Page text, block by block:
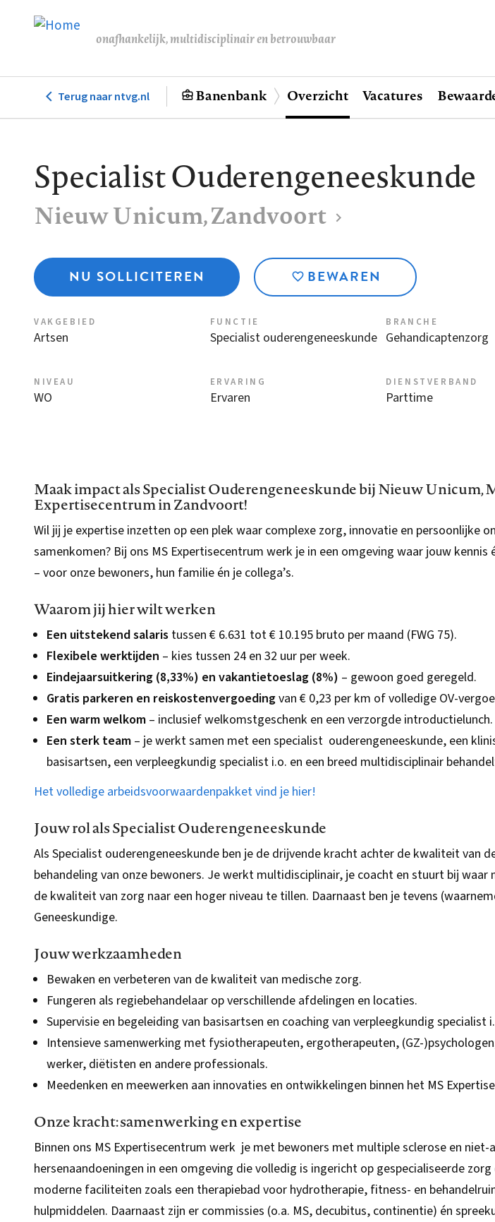
de
onafhankelijk, multidisciplinair en betrouwbaar
Hoofdnavigatie
Terug naar ntvg.nl Banenbank Overzicht Vacatures
Specialist Ouderengeneeskunde
Nieuw Unicum, Zandvoort
NU SOLLICITEREN BEWAREN
VAKGEBIED
Artsen
FUNCTIE
Specialist ouderengeneeskunde
BRANCHE
Gehandicaptenzorg
NIVEAU
WO
ERVARING
Ervaren
DIENSTVERBAND
Parttime
Maak impact als Specialist Ouderengeneeskunde bij Nieuw Unicum,
Expertisecentrum in Zandvoort!
Wil jij je expertise inzetten op een plek waar complexe zorg, innovatie en persoonlijke
samenkomen? Bij ons MS Expertisecentrum werk je in een omgeving waar jouw
– voor onze bewoners, hun familie én je collega’s.
Waarom jij hier wilt werken
Een uitstekend salaris tussen € 6.631 tot € 10.195 bruto per maand (FWG 75).
Flexibele werktijden – kies tussen 24 en 32 uur per week.
Eindejaarsuitkering (8,33%) en vakantietoeslag (8%) – gewoon goed geregeld.
Gratis parkeren en reiskostenvergoedingvan € 0,23 per km of volledige OV-
Een warm welkom – inclusief welkomstgeschenk en een verzorgde introductielunch.
Een sterk team – je werkt samen met een specialist ouderengeneeskunde, een
basisartsen, een verpleegkundig specialist i.o. en een breed multidisciplinair
Het volledige arbeidsvoorwaardenpakket vind je hier!
Jouw rol als Specialist Ouderengeneeskunde
Als Specialist ouderengeneeskunde ben je de drijvende kracht achter de kwaliteit van
behandeling van onze bewoners. Je werkt multidisciplinair, je coacht en stuurt bij
de kwaliteit van zorg naar een hoger niveau te tillen. Daarnaast ben je tevens
Geneeskundige.
Jouw werkzaamheden
Bewaken en verbeteren van de kwaliteit van medische zorg.
Fungeren als regiebehandelaar op verschillende afdelingen en locaties.
Supervisie en begeleiding van basisartsen en coaching van verpleegkundig specialist
Intensieve samenwerking met fysiotherapeuten, ergotherapeuten, (GZ-
werker, diëtisten en andere professionals.
Meedenken en meewerken aan innovaties en ontwikkelingen binnen het MS
Onze kracht: samenwerking en expertise
Binnen ons MS Expertisecentrum werk je met bewoners met multiple sclerose en niet-
hersenaandoeningen in een omgeving die volledig is ingericht op gespecialiseerde zorg
moderne faciliteiten zoals een therapiebad voor hydrotherapie, fitness- en
hulpmiddelen. Daarnaast zijn er commissies (o.a. MS, decubitus, continentie) én